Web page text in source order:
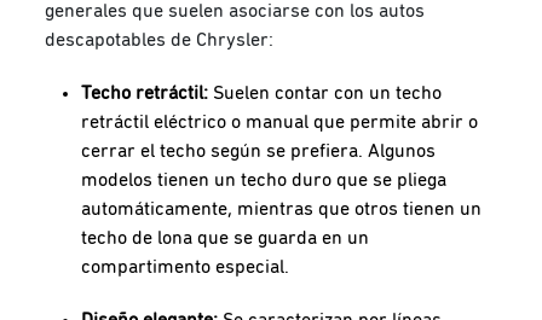
generales que suelen asociarse con los autos
descapotables de Chrysler:
Techo retráctil: Suelen contar con un techo
retráctil eléctrico o manual que permite abrir o
cerrar el techo según se prefiera. Algunos
modelos tienen un techo duro que se pliega
automáticamente, mientras que otros tienen un
techo de lona que se guarda en un
compartimento especial.